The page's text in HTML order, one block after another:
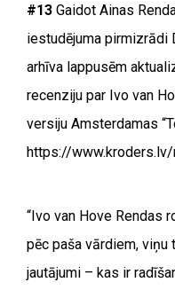
#13 Gaidot Ainas
iestudējuma pirmizrādi
arhīva lappusēm
recenziju par Ivo van
versiju Amsterdamas
https://
“Ivo van Hove Rendas
pēc paša vārdiem,
jautājumi – kas ir